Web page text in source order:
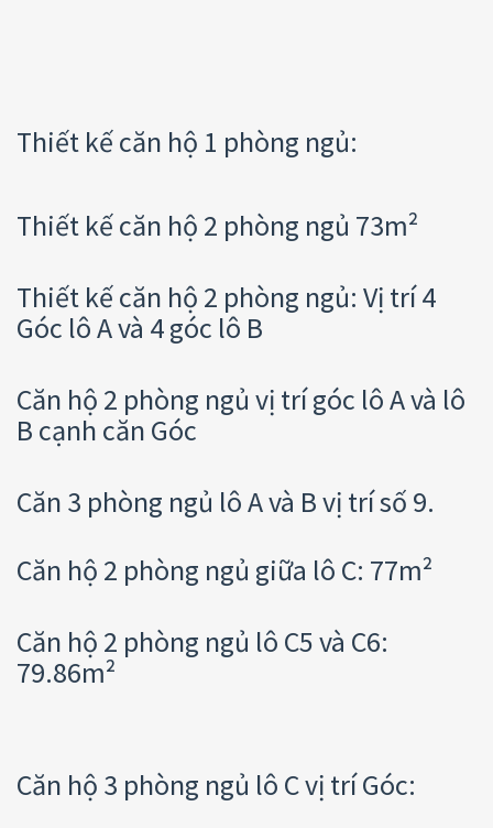
Thiết kế căn hộ 1 phòng ngủ:
Thiết kế căn hộ 2 phòng ngủ 73m²
Thiết kế căn hộ 2 phòng ngủ: Vị trí 4
Góc lô A và 4 góc lô B
Căn hộ 2 phòng ngủ vị trí góc lô A và lô
B cạnh căn Góc
Căn 3 phòng ngủ lô A và B vị trí số 9.
Căn hộ 2 phòng ngủ giữa lô C: 77m²
Căn hộ 2 phòng ngủ lô C5 và C6:
79.86m²
Căn hộ 3 phòng ngủ lô C vị trí Góc: